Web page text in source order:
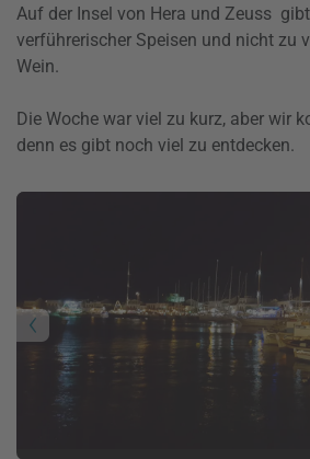
Auf der Insel von Hera und Zeuss
verführerischer Speisen und nicht zu
Wein.
Die Woche war viel zu kurz, aber wir
denn es gibt noch viel zu entdecken.